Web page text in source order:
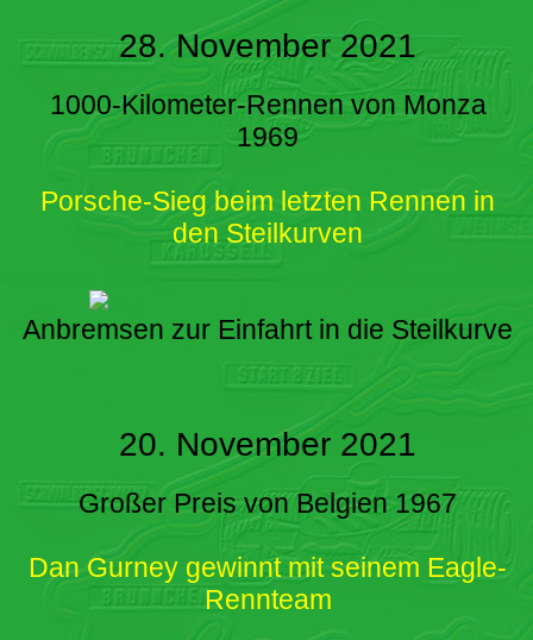
28. November 2021
1000-Kilometer-Rennen von Monza
1969
Porsche-Sieg beim letzten Rennen in
den Steilkurven
Anbremsen zur Einfahrt in die Steilkurve
20. November 2021
Großer Preis von Belgien 1967
Dan Gurney gewinnt mit seinem Eagle-
Rennteam